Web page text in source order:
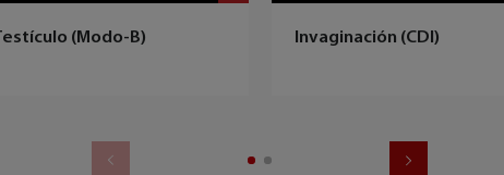
(Modo-B) Invaginación (CDI)